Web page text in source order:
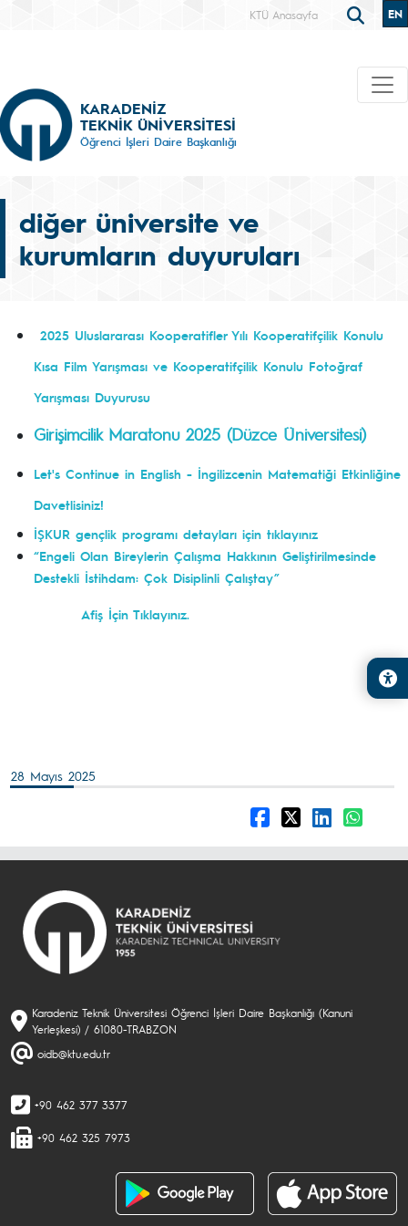
KTÜ Anasayfa EN
KARADENİZ
TEKNİK ÜNİVERSİTESİ
Öğrenci İşleri Daire Başkanlığı
diğer üniversite ve
kurumların duyuruları
2025 Uluslararası Kooperatifler Yılı Kooperatifçilik Konulu
Kısa Film Yarışması ve Kooperatifçilik Konulu Fotoğraf
Yarışması Duyurusu
Girişimcilik Maratonu 2025 (Düzce Üniversitesi)
Let's Continue in English - İngilizcenin Matematiği Etkinliğine
Davetlisiniz!
İŞKUR gençlik programı detayları için tıklayınız
“Engeli Olan Bireylerin Çalışma Hakkının Geliştirilmesinde
Destekli İstihdam: Çok Disiplinli Çalıştay”
Afiş İçin Tıklayınız.
28 Mayıs 2025
Karadeniz Teknik Üniversitesi Öğrenci İşleri Daire Başkanlığı (Kanuni
Yerleşkesi) / 61080-TRABZON
oidb@ktu.edu.tr
+90 462 377 3377
+90 462 325 7973